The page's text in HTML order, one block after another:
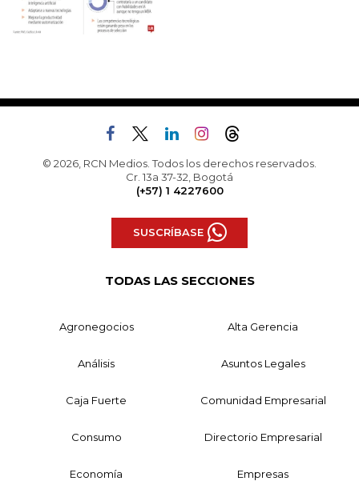
© 2026, RCN Medios. Todos los derechos reservados.
Cr. 13a 37-32, Bogotá
(+57) 1 4227600
SUSCRÍBASE
TODAS LAS SECCIONES
Agronegocios Alta Gerencia
Análisis Asuntos Legales
Caja Fuerte Comunidad Empresarial
Consumo Directorio Empresarial
Economía Empresas